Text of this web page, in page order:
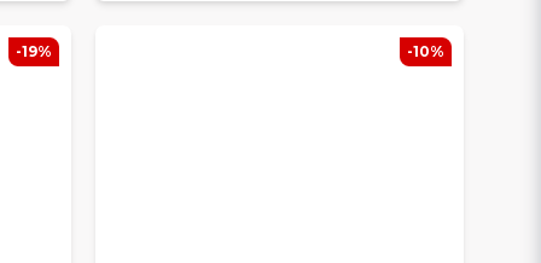
-19% -10%